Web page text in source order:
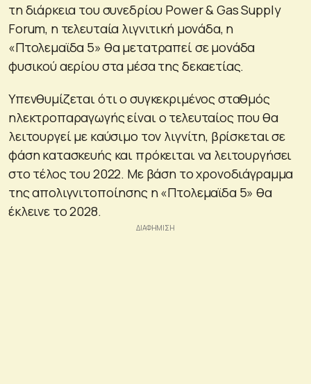
τη διάρκεια του συνεδρίου Power & Gas Supply
Forum, η τελευταία λιγνιτική μονάδα, η
«Πτολεμαϊδα 5» θα μετατραπεί σε μονάδα
φυσικού αερίου στα μέσα της δεκαετίας.
Υπενθυμίζεται ότι ο συγκεκριμένος σταθμός
ηλεκτροπαραγωγής είναι ο τελευταίος που θα
λειτουργεί με καύσιμο τον λιγνίτη, βρίσκεται σε
φάση κατασκευής και πρόκειται να λειτουργήσει
στο τέλος του 2022. Με βάση το χρονοδιάγραμμα
της απολιγνιτοποίησης η «Πτολεμαϊδα 5» θα
έκλεινε το 2028.